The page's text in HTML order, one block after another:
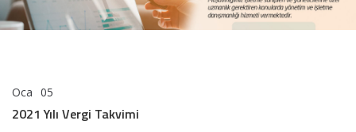
Oca 05
Vergi
2021 Yılı Vergi Takvimi